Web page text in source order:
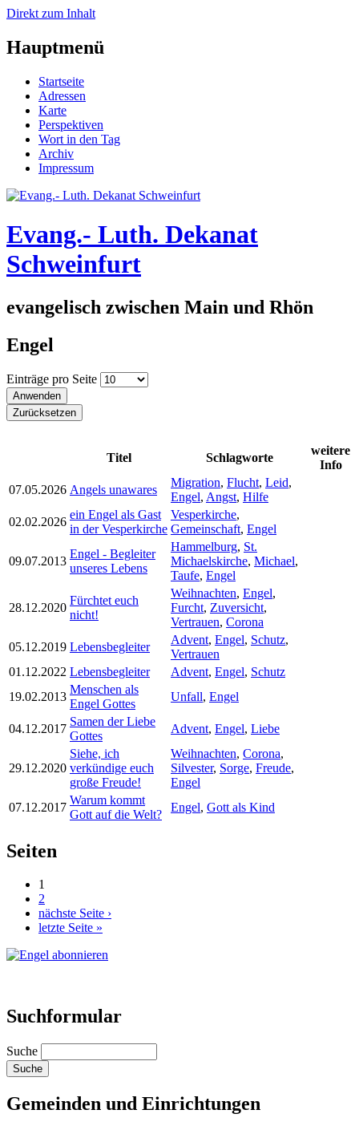
Direkt zum Inhalt
Hauptmenü
Startseite
Adressen
Karte
Perspektiven
Wort in den Tag
Archiv
Impressum
Evang.- Luth. Dekanat
Schweinfurt
evangelisch zwischen Main und Rhön
Engel
Einträge pro Seite
Titel Schlagworte
weitere
Info
07.05.2026 Angels unawares
Migration, Flucht, Leid,
Engel, Angst, Hilfe
02.02.2026
ein Engel als Gast
in der Vesperkirche
Vesperkirche,
Gemeinschaft, Engel
09.07.2013
Engel - Begleiter
unseres Lebens
Hammelburg, St.
Michaelskirche, Michael,
Taufe, Engel
28.12.2020
Fürchtet euch
nicht!
Weihnachten, Engel,
Furcht, Zuversicht,
Vertrauen, Corona
05.12.2019 Lebensbegleiter
Advent, Engel, Schutz,
Vertrauen
01.12.2022 Lebensbegleiter Advent, Engel, Schutz
19.02.2013
Menschen als
Engel Gottes
Unfall, Engel
04.12.2017
Samen der Liebe
Gottes
Advent, Engel, Liebe
29.12.2020
Siehe, ich
verkündige euch
große Freude!
Weihnachten, Corona,
Silvester, Sorge, Freude,
Engel
07.12.2017
Warum kommt
Gott auf die Welt?
Engel, Gott als Kind
Seiten
1
2
nächste Seite ›
letzte Seite »
Suchformular
Suche
Gemeinden und Einrichtungen